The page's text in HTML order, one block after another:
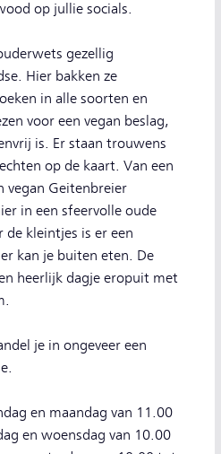
op jullie socials.
gezellig
Hier bakken ze
in alle soorten en
voor een vegan beslag,
is. Er staan trouwens
op de kaart. Van een
vegan Geitenbreier
in een sfeervolle oude
kleintjes is er een
kan je buiten eten. De
heerlijk dagje eropuit met
je in ongeveer een
en maandag van 11.00
en woensdag van 10.00